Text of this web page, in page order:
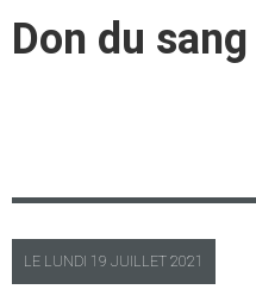
Don du sang
LE LUNDI 19 JUILLET 2021